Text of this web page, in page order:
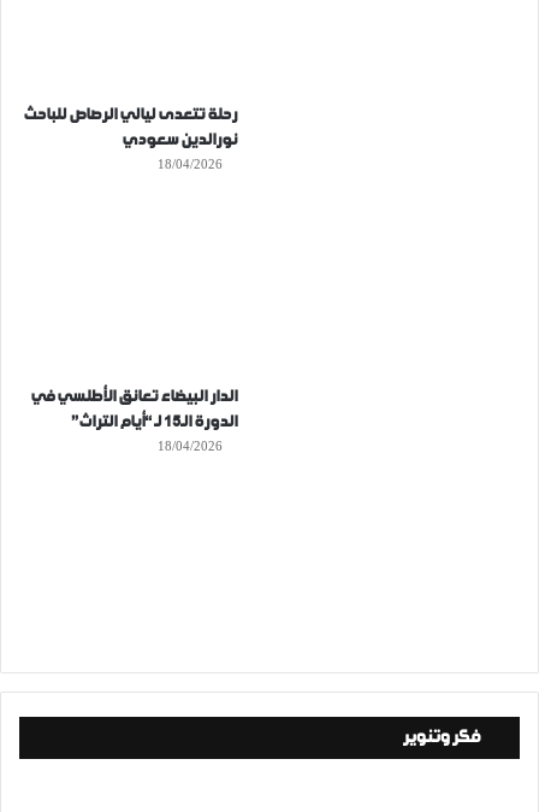
رحلة تتعدى ليالي الرصاص للباحث
نورالدين سعودي
18/04/2026
الدار البيضاء تعانق الأطلسي في
الدورة الـ15 لـ “أيام التراث”
18/04/2026
فكر وتنوير